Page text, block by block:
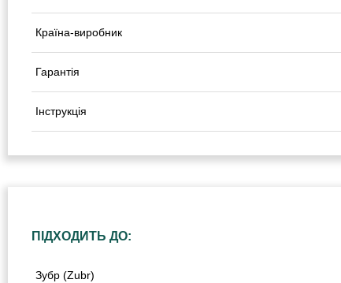
Країна-виробник
Гарантія
Інструкція
ПІДХОДИТЬ ДО:
Зубр (Zubr)